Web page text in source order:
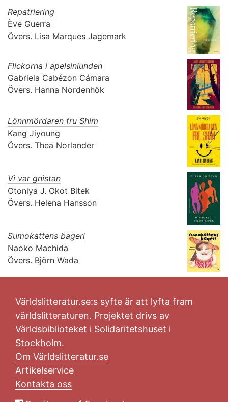
Repatriering
Ève Guerra
Övers. Lisa Marques Jagemark
Flickorna i apelsinlunden
Gabriela Cabézon Cámara
Övers. Hanna Nordenhök
Lönnmördaren fru Shim
Kang Jiyoung
Övers. Thea Norlander
Vi var gnistan
Otoniya J. Okot Bitek
Övers. Helena Hansson
Sumokattens bageri
Naoko Machida
Övers. Björn Wada
Världslitteratur.se:s syfte är att lyfta fram
världslitteraturen. Projektet drivs av
Världsbiblioteket i Solidaritetshuset i
Stockholm.
Om Världslitteratur.se
Artikelservice
Kontakta oss